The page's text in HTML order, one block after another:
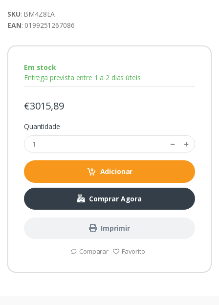
SKU: BM4Z8EA
EAN: 0199251267086
Em stock
Entrega prevista entre 1 a 2 dias úteis
€3015,89
Quantidade
Adicionar
Comprar Agora
Imprimir
Comparar Favorito